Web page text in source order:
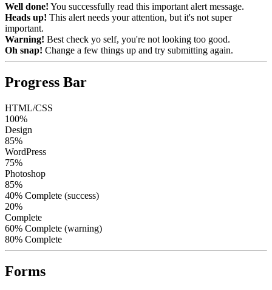
Well done! You successfully read this important alert message.
Heads up! This alert needs your attention, but it's not super
important.
Warning! Best check yo self, you're not looking too good.
Oh snap! Change a few things up and try submitting again.
Progress Bar
HTML/CSS
100%
Design
85%
WordPress
75%
Photoshop
85%
40% Complete (success)
20%
Complete
60% Complete (warning)
80% Complete
Forms